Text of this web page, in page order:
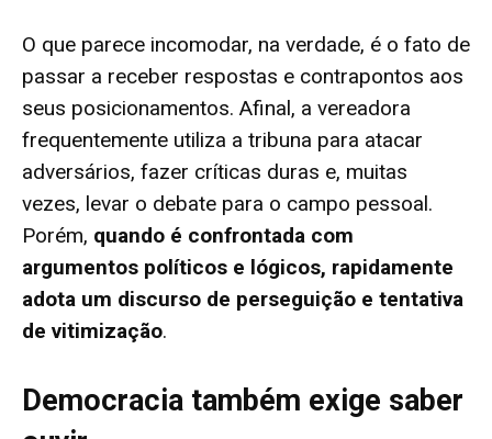
O que parece incomodar, na verdade, é o fato de
passar a receber respostas e contrapontos aos
seus posicionamentos. Afinal, a vereadora
frequentemente utiliza a tribuna para atacar
adversários, fazer críticas duras e, muitas
vezes, levar o debate para o campo pessoal.
Porém, quando é confrontada com
argumentos políticos e lógicos, rapidamente
adota um discurso de perseguição e tentativa
de vitimização.
Democracia também exige saber